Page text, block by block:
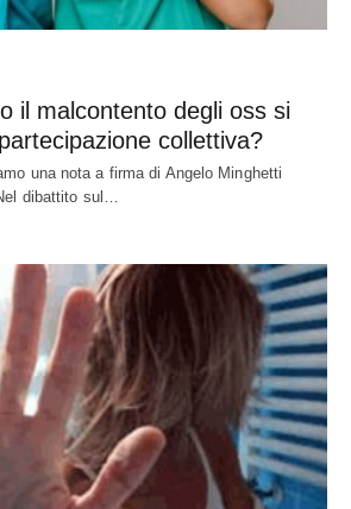
il malcontento degli oss si
collettiva?
una nota a firma di Angelo Minghetti
dibattito sul…